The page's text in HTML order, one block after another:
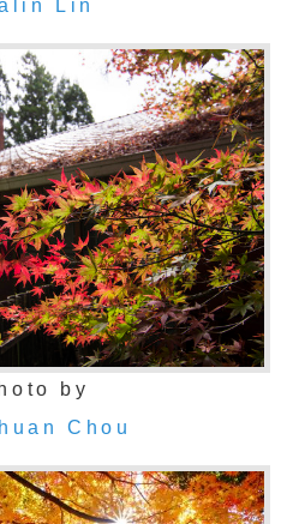
Lin
by
Chou